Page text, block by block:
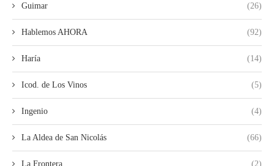
Guimar (26)
Hablemos AHORA (92)
Haría (14)
Icod. de Los Vinos (5)
Ingenio (4)
La Aldea de San Nicolás (66)
La Frontera (2)